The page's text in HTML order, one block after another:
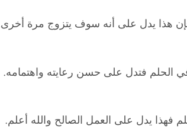
هذا يدل على أنه سوف يتزوج مرة
الحلم فتدل على حسن رعايته
فهذا يدل على العمل الصالح والله أعلم.